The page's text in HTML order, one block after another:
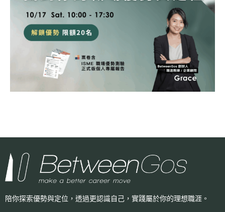
陪你探索優勢與定位，透過更認識自己， 實踐屬於你的理想職涯。